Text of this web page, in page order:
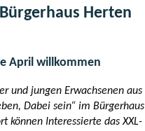
Herten
April willkommen
und jungen Erwachsenen aus
Dabei sein“ im Bürgerhaus
können Interessierte das XXL-